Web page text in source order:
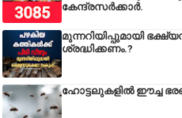
കേന്ദ്രസര്‍ക്കാര്‍.
മുന്നറിയിപ്പുമായി
ശ്രദ്ധിക്കണം.?
ഹോട്ടലുകളിൽ ഈച്ച